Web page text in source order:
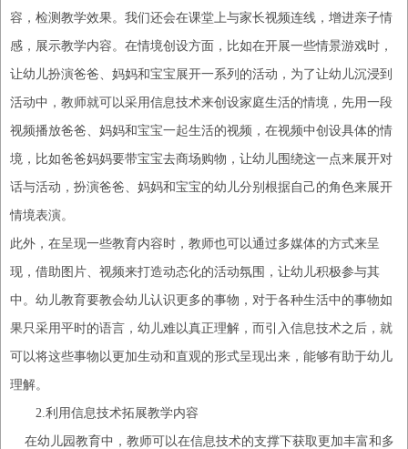
容，检测教学效果。我们还会在课堂上与家长视频连线，增进亲子情
感，展示教学内容。在情境创设方面，比如在开展一些情景游戏时，
让幼儿扮演爸爸、妈妈和宝宝展开一系列的活动，为了让幼儿沉浸到
活动中，教师就可以采用信息技术来创设家庭生活的情境，先用一段
视频播放爸爸、妈妈和宝宝一起生活的视频，在视频中创设具体的情
境，比如爸爸妈妈要带宝宝去商场购物，让幼儿围绕这一点来展开对
话与活动，扮演爸爸、妈妈和宝宝的幼儿分别根据自己的角色来展开
情境表演。
此外，在呈现一些教育内容时，教师也可以通过多媒体的方式来呈
现，借助图片、视频来打造动态化的活动氛围，让幼儿积极参与其
中。幼儿教育要教会幼儿认识更多的事物，对于各种生活中的事物如
果只采用平时的语言 ， 幼儿难以真正理解，而引入信息技术之后，就
可以将这些事物以更加生动和直观的形式呈现出来，能够有助于幼儿
理解。
2.利用信息技术拓展教学内容
在幼儿园教育中，教师可以在信息技术的支撑下获取更加丰富和多